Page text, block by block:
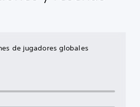
de jugadores globales